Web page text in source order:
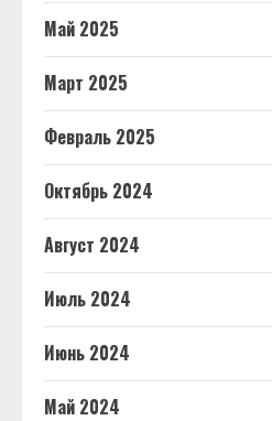
Май 2025
Март 2025
Февраль 2025
Октябрь 2024
Август 2024
Июль 2024
Июнь 2024
Май 2024